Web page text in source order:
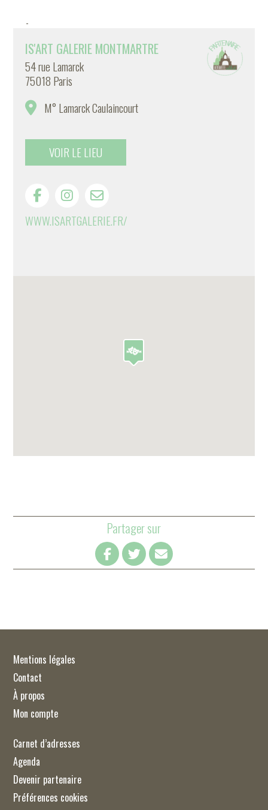
-
IS'ART GALERIE MONTMARTRE
54 rue Lamarck
75018 Paris
M° Lamarck Caulaincourt
VOIR LE LIEU
WWW.ISARTGALERIE.FR/
Partager sur
Mentions légales
Contact
À propos
Mon compte
Carnet d’adresses
Agenda
Devenir partenaire
Préférences cookies